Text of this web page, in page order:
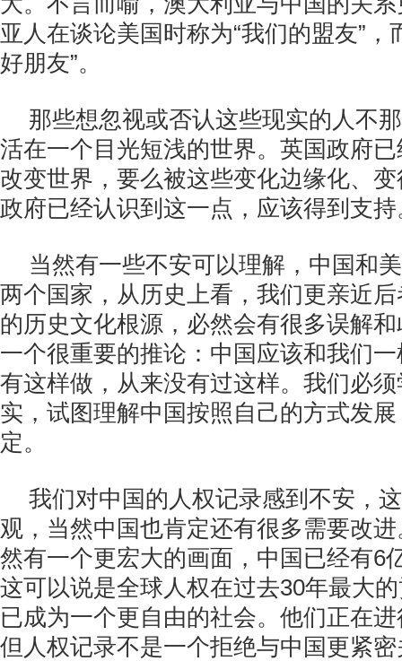
亚人在谈论美国时称为“我们的盟友”，
好朋友”。
那些想忽视或否认这些现实的人不
活在一个目光短浅的世界。英国政府
改变世界，要么被这些变化边缘化、
政府已经认识到这一点，应该得到支持
当然有一些不安可以理解，中国和
两个国家，从历史上看，我们更亲近
的历史文化根源，必然会有很多误解
一个很重要的推论：中国应该和我们
有这样做，从来没有过这样。我们必
实，试图理解中国按照自己的方式发
定。
我们对中国的人权记录感到不安，
观，当然中国也肯定还有很多需要改
然有一个更宏大的画面，中国已经有6
这可以说是全球人权在过去30年最大
已成为一个更自由的社会。他们正在
但人权记录不是一个拒绝与中国更紧